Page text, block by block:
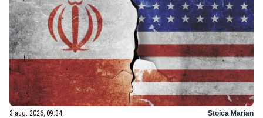
3 aug. 2026, 09:34 Stoica Marian